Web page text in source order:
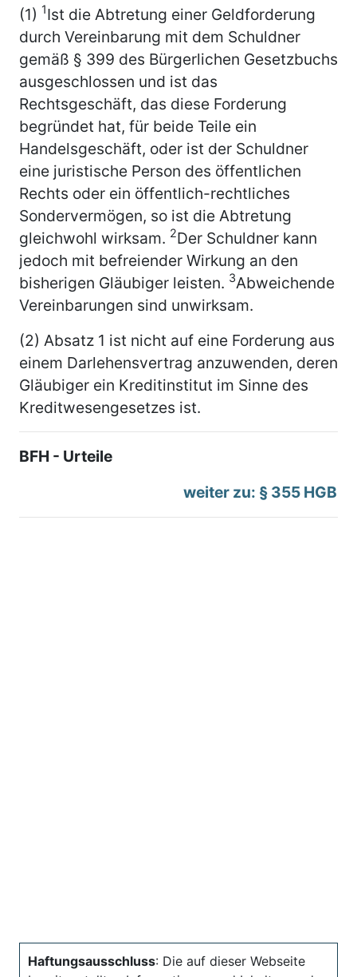
(1) 1Ist die Abtretung einer Geldforderung
durch Vereinbarung mit dem Schuldner
gemäß § 399 des Bürgerlichen Gesetzbuchs
ausgeschlossen und ist das
Rechtsgeschäft, das diese Forderung
begründet hat, für beide Teile ein
Handelsgeschäft, oder ist der Schuldner
eine juristische Person des öffentlichen
Rechts oder ein öffentlich-rechtliches
Sondervermögen, so ist die Abtretung
gleichwohl wirksam. 2Der Schuldner kann
jedoch mit befreiender Wirkung an den
bisherigen Gläubiger leisten. 3Abweichende
Vereinbarungen sind unwirksam.
(2) Absatz 1 ist nicht auf eine Forderung aus
einem Darlehensvertrag anzuwenden, deren
Gläubiger ein Kreditinstitut im Sinne des
Kreditwesengesetzes ist.
BFH - Urteile
weiter zu: § 355 HGB
Haftungsausschluss: Die auf dieser Webseite